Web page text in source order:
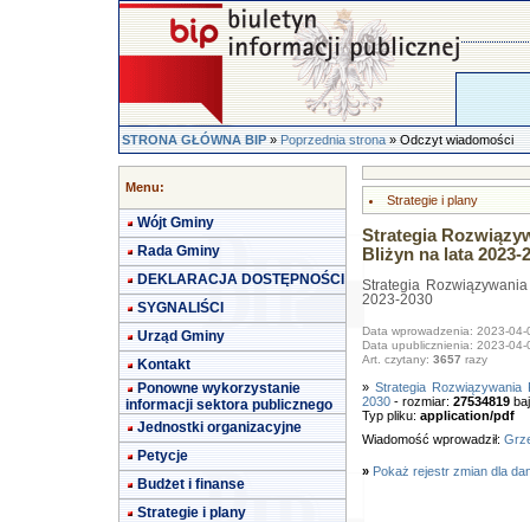
STRONA GŁÓWNA BIP»Poprzednia strona» Odczyt wiadomości
Menu:
Wójt Gminy
Rada Gminy
DEKLARACJA DOSTĘPNOŚCI
SYGNALIŚCI
Urząd Gminy
Kontakt
Ponowne wykorzystanie
informacji sektora publicznego
Jednostki organizacyjne
Petycje
Budżet i finanse
Strategie i plany
Strategie i plany
Strategia
Bliżyn na lata 2023-
Strategia
2023-2030
Data wprowadzenia: 2023-04-
Data upublicznienia: 2023-04-
Art. czytany: 3657 razy
» Strategia Rozwiązywania
2030- rozmiar: 27534819
Typ pliku: application/pdf
Wiadomość wprowadził:
» Pokaż rejestr zmian dla